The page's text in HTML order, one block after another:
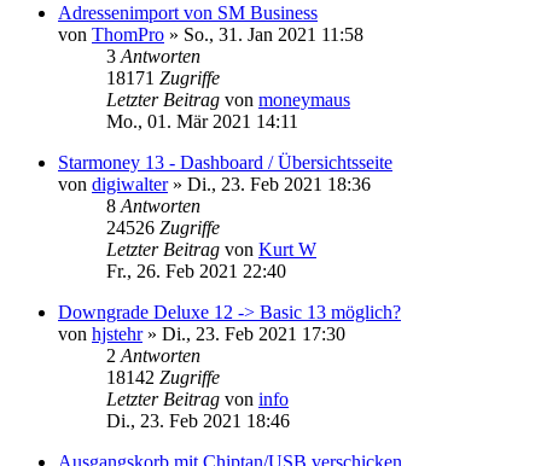
Adressenimport von SM Business
von ThomPro » So., 31. Jan 2021 11:58
3 Antworten
18171 Zugriffe
Letzter Beitrag von moneymaus
Mo., 01. Mär 2021 14:11
Starmoney 13 - Dashboard / Übersichtsseite
von digiwalter» Di., 23. Feb 2021 18:36
8 Antworten
24526 Zugriffe
Letzter Beitrag von Kurt W
Fr., 26. Feb 2021 22:40
Downgrade Deluxe 12 -> Basic 13 möglich?
von hjstehr» Di., 23. Feb 2021 17:30
2 Antworten
18142 Zugriffe
Letzter Beitrag von info
Di., 23. Feb 2021 18:46
Ausgangskorb mit Chiptan/USB verschicken